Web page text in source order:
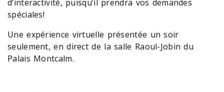
d’interactivité, puisqu’il prendra vos demandes
spéciales!
Une expérience virtuelle présentée un soir
seulement, en direct de la salle Raoul-Jobin du
Palais Montcalm.